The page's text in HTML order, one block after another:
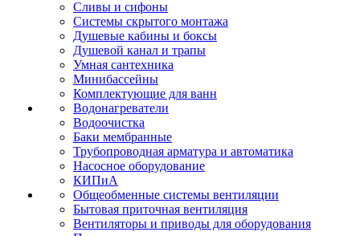
Сливы и сифоны
Системы скрытого монтажа
Душевые кабины и боксы
Душевой канал и трапы
Умная сантехника
Минибассейны
Комплектующие для ванн
Водонагреватели
Водоочистка
Баки мембранные
Трубопроводная арматура и автоматика
Насосное оборудование
КИПиА
Общеобменные системы вентиляции
Бытовая приточная вентиляция
Вентиляторы и приводы для оборудования